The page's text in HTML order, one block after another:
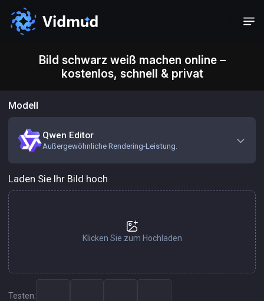
Modell
Qwen Editor
Außergewöhnliche Rendering-Leistung.
Laden Sie Ihr Bild hoch
Klicken Sie zum Hochladen
Testen:
Bild schwarz weiß machen online –
kostenlos, schnell & privat